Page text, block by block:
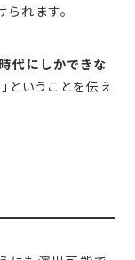
れます。
代にしかできな
」ということを伝え